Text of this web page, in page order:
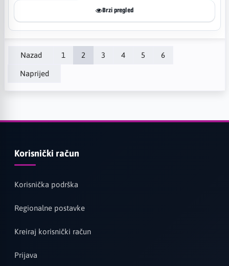
Brzi pregled
Nazad 1 2 3 4 5 6
Naprijed
Korisnički račun
Korisnička podrška
Regionalne postavke
Kreiraj korisnički račun
Prijava